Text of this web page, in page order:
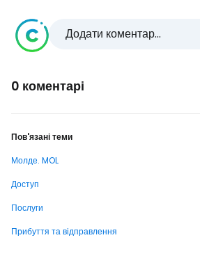
Додати коментар...
0 коментарі
Пов'язані теми
Молде. MOL
Доступ
Послуги
Прибуття та відправлення